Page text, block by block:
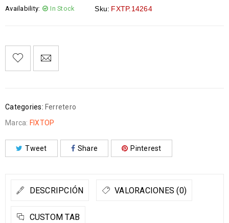
Availability: In Stock Sku: FXTP.14264
Categories: Ferretero
Marca: FIXTOP
Tweet Share Pinterest
DESCRIPCIÓN VALORACIONES (0)
CUSTOM TAB